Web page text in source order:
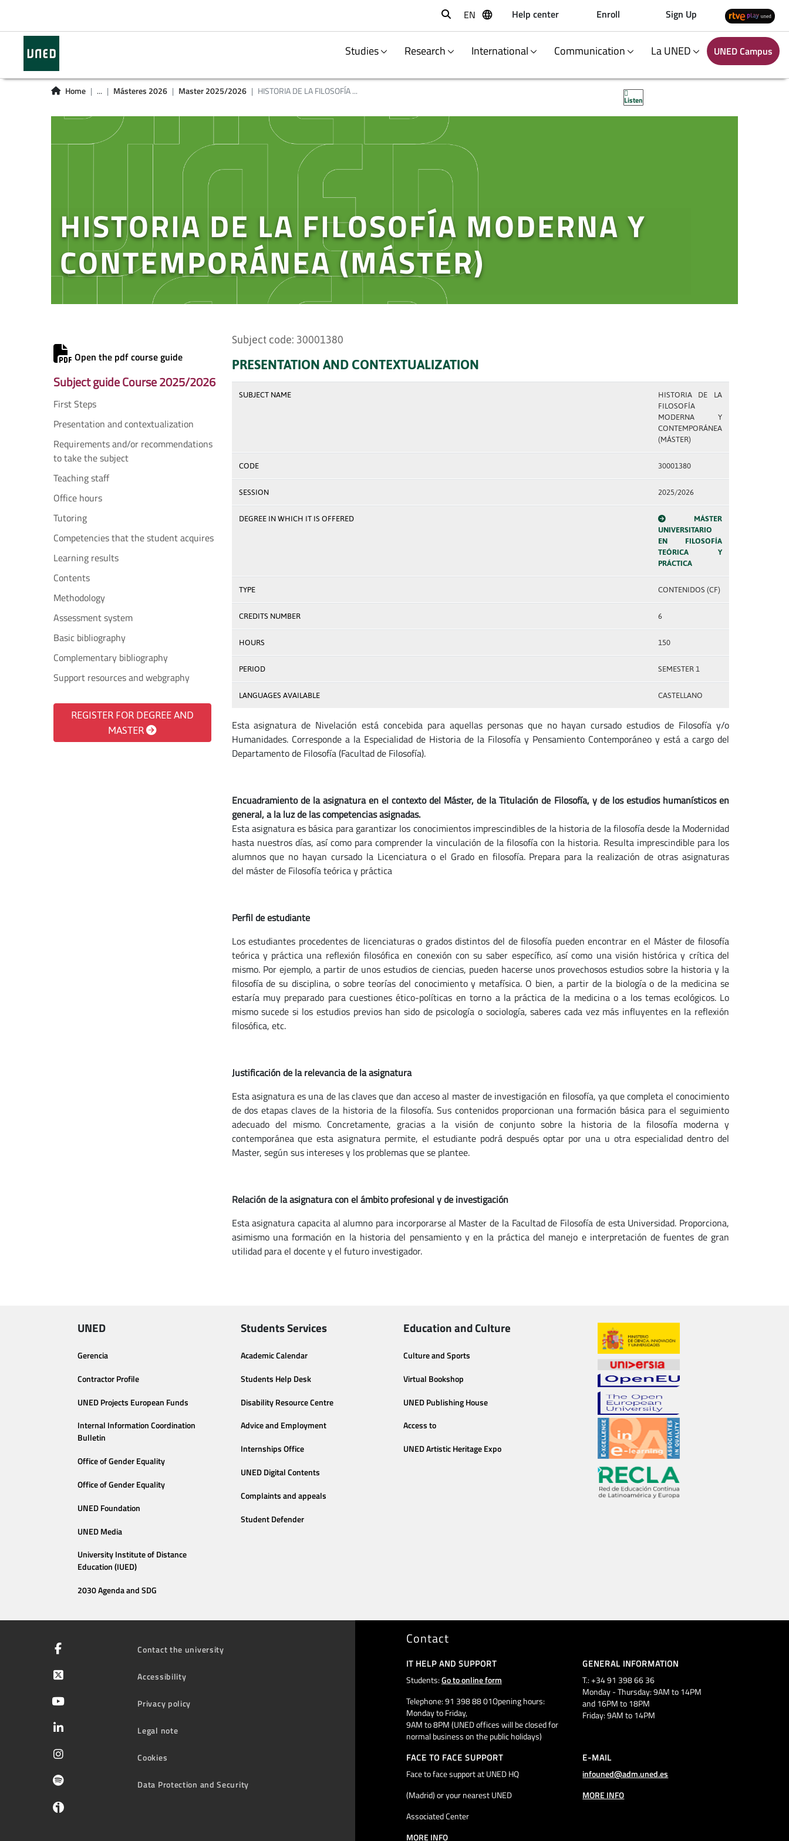
Buscar
EN Help center Enroll Sign Up
Studies Research International Communication La UNED UNED Campus
Home ... Másteres 2026 Master 2025/2026 HISTORIA DE LA FILOSOFÍA ...
Listen
HISTORIA DE LA FILOSOFÍA MODERNA Y
CONTEMPORÁNEA (MÁSTER)
Open the pdf course guide
Subject guide Course 2025/2026
First Steps
Presentation and contextualization
Requirements and/or recommendations
to take the subject
Teaching staff
Office hours
Tutoring
Competencies that the student acquires
Learning results
Contents
Methodology
Assessment system
Basic bibliography
Complementary bibliography
Support resources and webgraphy
REGISTER FOR DEGREE AND
MASTER
Subject code: 30001380
PRESENTATION AND CONTEXTUALIZATION
SUBJECT NAME
HISTORIA DE LA
FILOSOFÍA
MODERNA Y
CONTEMPORÁNEA
(MÁSTER)
CODE 30001380
SESSION 2025/2026
DEGREE IN WHICH IT IS OFFERED
MÁSTER
UNIVERSITARIO
EN FILOSOFÍA
TEÓRICA Y
PRÁCTICA
TYPE CONTENIDOS (CF)
CREDITS NUMBER 6
HOURS 150
PERIOD SEMESTER 1
LANGUAGES AVAILABLE CASTELLANO
Esta asignatura de Nivelación está concebida para aquellas personas que no hayan cursado estudios de Filosofía y/o
Humanidades. Corresponde a la Especialidad de Historia de la Filosofía y Pensamiento Contemporáneo y está a cargo del
Departamento de Filosofía (Facultad de Filosofía).
Encuadramiento de la asignatura en el contexto del Máster, de la Titulación de Filosofía, y de los estudios humanísticos en
general, a la luz de las competencias asignadas.
Esta asignatura es básica para garantizar los conocimientos imprescindibles de la historia de la filosofía desde la Modernidad
hasta nuestros días, así como para comprender la vinculación de la filosofía con la historia. Resulta imprescindible para los
alumnos que no hayan cursado la Licenciatura o el Grado en filosofía. Prepara para la realización de otras asignaturas
del máster de Filosofía teórica y práctica
Perfil de estudiante
Los estudiantes procedentes de licenciaturas o grados distintos del de filosofía pueden encontrar en el Máster de filosofía
teórica y práctica una reflexión filosófica en conexión con su saber específico, así como una visión histórica y crítica del
mismo. Por ejemplo, a partir de unos estudios de ciencias, pueden hacerse unos provechosos estudios sobre la historia y la
filosofía de su disciplina, o sobre teorías del conocimiento y metafísica. O bien, a partir de la biología o de la medicina se
estaría muy preparado para cuestiones ético-políticas en torno a la práctica de la medicina o a los temas ecológicos. Lo
mismo sucede si los estudios previos han sido de psicología o sociología, saberes cada vez más influyentes en la reflexión
filosófica, etc.
Justificación de la relevancia de la asignatura
Esta asignatura es una de las claves que dan acceso al master de investigación en filosofía, ya que completa el conocimiento
de dos etapas claves de la historia de la filosofía. Sus contenidos proporcionan una formación básica para el seguimiento
adecuado del mismo. Concretamente, gracias a la visión de conjunto sobre la historia de la filosofía moderna y
contemporánea que esta asignatura permite, el estudiante podrá después optar por una u otra especialidad dentro del
Master, según sus intereses y los problemas que se plantee.
Relación de la asignatura con el ámbito profesional y de investigación
Esta asignatura capacita al alumno para incorporarse al Master de la Facultad de Filosofía de esta Universidad. Proporciona,
asimismo una formación en la historia del pensamiento y en la práctica del manejo e interpretación de fuentes de gran
utilidad para el docente y el futuro investigador.
UNED
Gerencia
Contractor Profile
UNED Projects European Funds
Internal Information Coordination
Bulletin
Office of Gender Equality
Office of Gender Equality
UNED Foundation
UNED Media
University Institute of Distance
Education (IUED)
2030 Agenda and SDG
Students Services
Academic Calendar
Students Help Desk
Disability Resource Centre
Advice and Employment
Internships Office
UNED Digital Contents
Complaints and appeals
Student Defender
Education and Culture
Culture and Sports
Virtual Bookshop
UNED Publishing House
Access to
UNED Artistic Heritage Expo
Contact the university
Accessibility
Privacy policy
Legal note
Cookies
Data Protection and Security
Contact
IT HELP AND SUPPORT
Students:Go to online form
Telephone: 91 398 88 01Opening hours:
Monday to Friday,
9AM to 8PM (UNED offices will be closed for
normal business on the public holidays)
GENERAL INFORMATION
T.: +34 91 398 66 36
Monday - Thursday: 9AM to 14PM
and 16PM to 18PM
Friday: 9AM to 14PM
FACE TO FACE SUPPORT
Face to face support at UNED HQ
(Madrid) or your nearest UNED
Associated Center
MORE INFO
E-MAIL
infouned@adm.uned.es
MORE INFO